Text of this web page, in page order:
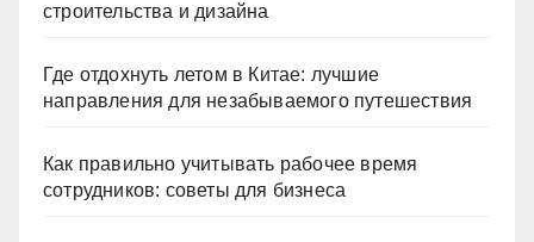
строительства и дизайна
Где отдохнуть летом в Китае: лучшие
направления для незабываемого путешествия
Как правильно учитывать рабочее время
сотрудников: советы для бизнеса